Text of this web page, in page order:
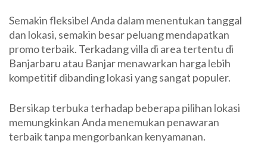
Semakin fleksibel Anda dalam menentukan tanggal
dan lokasi, semakin besar peluang mendapatkan
promo terbaik. Terkadang villa di area tertentu di
Banjarbaru atau Banjar menawarkan harga lebih
kompetitif dibanding lokasi yang sangat populer.
Bersikap terbuka terhadap beberapa pilihan lokasi
memungkinkan Anda menemukan penawaran
terbaik tanpa mengorbankan kenyamanan.